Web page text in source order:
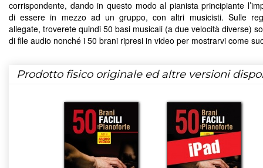
corrispondente, dando in questo modo al pianista principiante
di essere in mezzo ad un gruppo, con altri musicisti. Sulle
allegate, troverete quindi 50 basi musicali (a due velocità diverse)
di file audio nonché i 50 brani ripresi in video per mostrarvi come
Prodotto fisico originale ed altre versioni